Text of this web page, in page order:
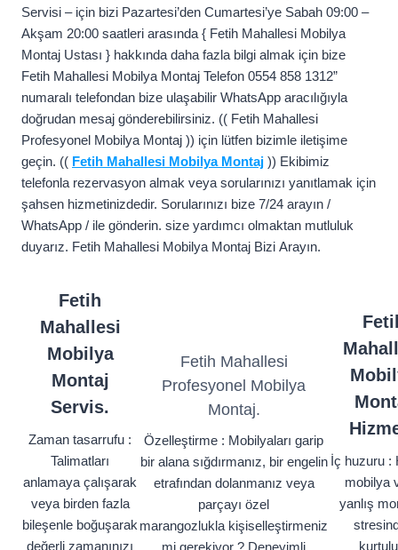
Servisi – için bizi Pazartesi’den Cumartesi’ye Sabah 09:00 –
Akşam 20:00 saatleri arasında { Fetih Mahallesi Mobilya
Montaj Ustası } hakkında daha fazla bilgi almak için bize
Fetih Mahallesi Mobilya Montaj Telefon 0554 858 1312”
numaralı telefondan bize ulaşabilir WhatsApp aracılığıyla
doğrudan mesaj gönderebilirsiniz. (( Fetih Mahallesi
Profesyonel Mobilya Montaj )) için lütfen bizimle iletişime
geçin. (( Fetih Mahallesi Mobilya Montaj )) Ekibimiz
telefonla rezervasyon almak veya sorularınızı yanıtlamak için
şahsen hizmetinizdedir. Sorularınızı bize 7/24 arayın /
WhatsApp / ile gönderin. size yardımcı olmaktan mutluluk
duyarız. Fetih Mahallesi Mobilya Montaj Bizi Arayın.
Fetih
Mahallesi
Mobilya
Montaj
Servis.
Zaman tasarrufu :
Talimatları
anlamaya çalışarak
veya birden fazla
bileşenle boğuşarak
değerli zamanınızı
Fetih Mahallesi
Profesyonel Mobilya
Montaj.
Özelleştirme : Mobilyaları garip
bir alana sığdırmanız, bir engelin
etrafından dolanmanız veya
parçayı özel
marangozlukla kişiselleştirmeniz
İç huzuru :
mobilya
yanlış